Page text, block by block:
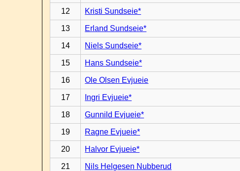
12 Kristi Sundseie*
13 Erland Sundseie*
14 Niels Sundseie*
15 Hans Sundseie*
16 Ole Olsen Evjueie
17 Ingri Evjueie*
18 Gunnild Evjueie*
19 Ragne Evjueie*
20 Halvor Evjueie*
21 Nils Helgesen Nubberud